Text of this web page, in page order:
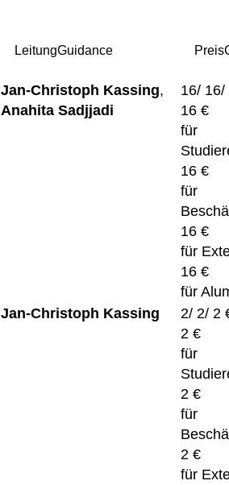
LeitungGuidance Preis
Jan-Christoph Kassing,
Anahita Sadjjadi
16/ 16/
16 €
für
16 €
für
16 €
für
16 €
für
Jan-Christoph Kassing
2/ 2/ 2
2 €
für
2 €
für
2 €
für